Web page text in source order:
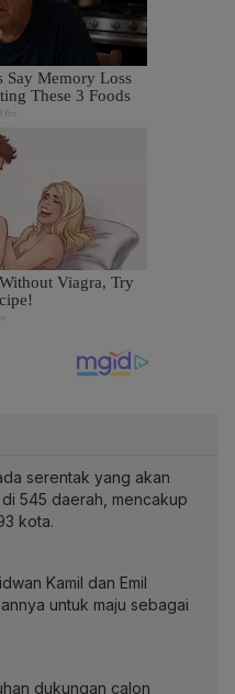
serentak yang akan
545 daerah, mencakup
kota.
Kamil dan Emil
untuk maju sebagai
dukungan calon